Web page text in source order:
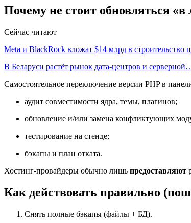
Почему не стоит обновляться «в
Сейчас читают
Meta и BlackRock вложат $14 млрд в строительство
В Беларуси растёт рынок дата-центров и
Самостоятельное переключение версии PHP в
аудит совместимости ядра, темы, плагинов;
обновление и/или замена конфликтующих
тестирование на стенде;
бэкапы и план отката.
Хостинг-провайдеры обычно лишь предоставляют
Как действовать правильно
Снять полные бэкапы (файлы + БД).